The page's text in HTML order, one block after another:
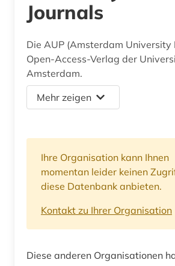
Journals
Die AUP (Amsterdam University
Open-Access-Verlag der
Amsterdam.
Mehr zeigen
Ihre Organisation kann Ihnen
momentan leider keinen
diese Datenbank anbieten.
Kontakt zu Ihrer Organisation
Diese anderen Organisationen